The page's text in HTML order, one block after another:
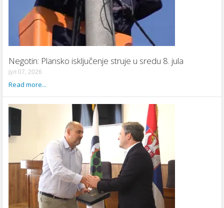
Negotin: Plansko isključenje struje u sredu 8. jula
јул 07, 2026
Read more...